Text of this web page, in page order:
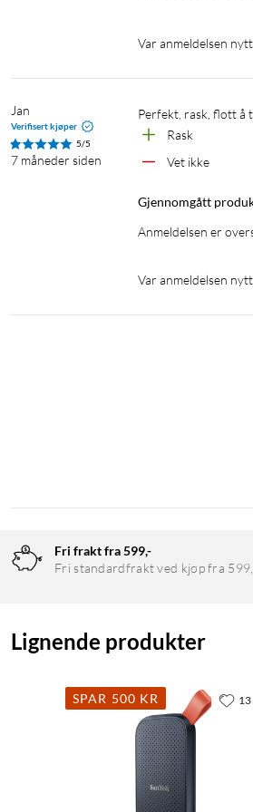
Var anmeldelsen
Jan
Verifisert kjøper
5/5
7 måneder siden
Perfekt, rask, flott
Rask
Vet ikke
Gjennomgått
Anmeldelsen er
Var anmeldelsen
Fri frakt fra 599,-
Fri standardfrakt ved kjøp fra
Lignende produkter
SPAR 500 KR 13